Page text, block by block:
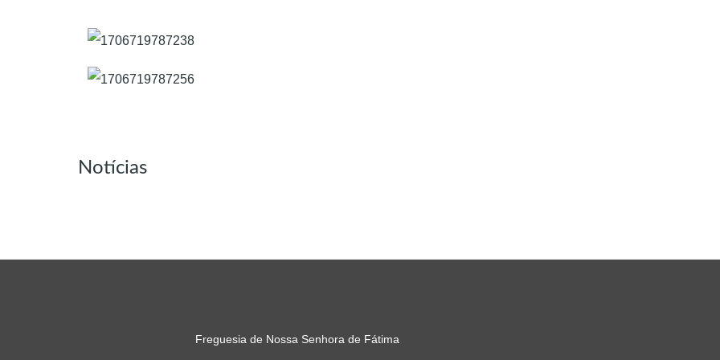
Notícias
Freguesia de Nossa Senhora de Fátima